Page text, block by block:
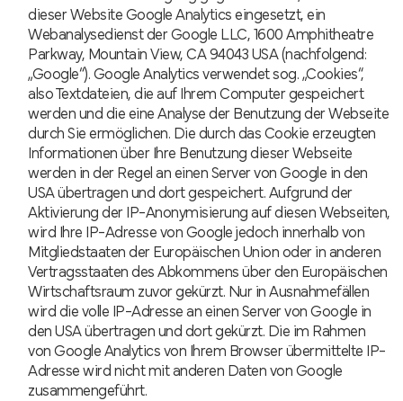
dieser Website Google Analytics eingesetzt, ein
Webanalysedienst der Google LLC, 1600 Amphitheatre
Parkway, Mountain View, CA 94043 USA (nachfolgend:
„Google“). Google Analytics verwendet sog. „Cookies“,
also Textdateien, die auf Ihrem Computer gespeichert
werden und die eine Analyse der Benutzung der Webseite
durch Sie ermöglichen. Die durch das Cookie erzeugten
Informationen über Ihre Benutzung dieser Webseite
werden in der Regel an einen Server von Google in den
USA übertragen und dort gespeichert. Aufgrund der
Aktivierung der IP-Anonymisierung auf diesen Webseiten,
wird Ihre IP-Adresse von Google jedoch innerhalb von
Mitgliedstaaten der Europäischen Union oder in anderen
Vertragsstaaten des Abkommens über den Europäischen
Wirtschaftsraum zuvor gekürzt. Nur in Ausnahmefällen
wird die volle IP-Adresse an einen Server von Google in
den USA übertragen und dort gekürzt. Die im Rahmen
von Google Analytics von Ihrem Browser übermittelte IP-
Adresse wird nicht mit anderen Daten von Google
zusammengeführt.